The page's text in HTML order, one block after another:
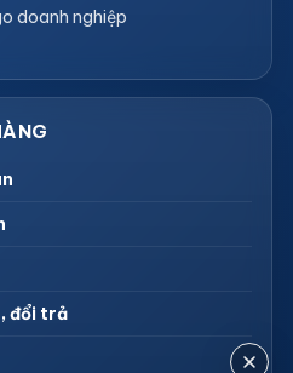
doanh nghiệp
đổi trả